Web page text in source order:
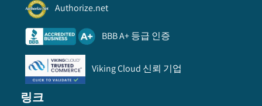
Authorize.net
BBB A+ 등급 인증
Viking Cloud 신뢰 기업
링크